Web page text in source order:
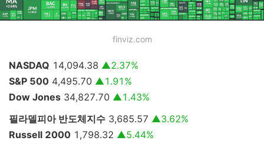
finviz.com
NASDAQ 14,094.38 ▲2.37%
S&P 500 4,495.70 ▲1.91 %
Dow Jones 34,827.70 ▲1.43%
필라델피아 반도체지수 3,685.57 ▲3.62%
Russell 2000 1,798.32 ▲5.44%